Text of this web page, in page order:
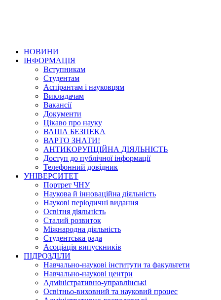
НОВИНИ
ІНФОРМАЦІЯ
Вступникам
Студентам
Аспірантам і науковцям
Викладачам
Вакансії
Документи
Цікаво про науку
ВАША БЕЗПЕКА
ВАРТО ЗНАТИ!
АНТИКОРУПЦІЙНА ДІЯЛЬНІСТЬ
Доступ до публічної інформації
Телефонний довідник
УНІВЕРСИТЕТ
Портрет ЧНУ
Наукова й інноваційна діяльність
Наукові періодичні видання
Освітня діяльність
Сталий розвиток
Міжнародна діяльність
Студентська рада
Асоціація випускників
ПІДРОЗДІЛИ
Навчально-наукові інститути та факультети
Навчально-наукові центри
Адміністративно-управлінські
Освітньо-виховний та науковий процес